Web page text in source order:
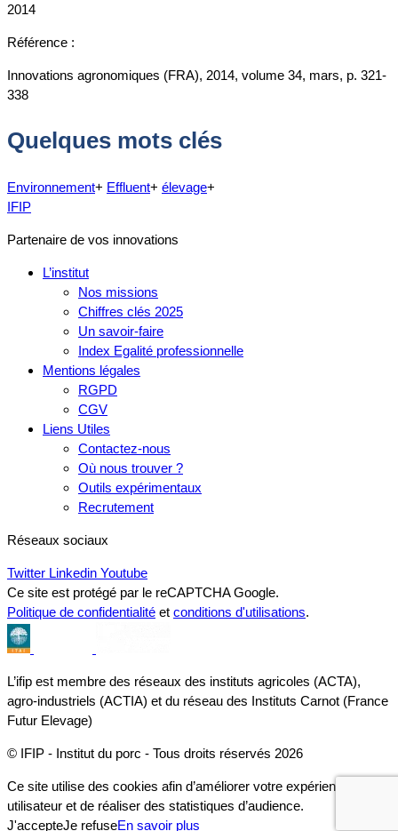
2014
Référence :
Innovations agronomiques (FRA), 2014, volume 34, mars, p. 321-
338
Quelques mots clés
Environnement+ Effluent+ élevage+
IFIP
Partenaire de vos innovations
L’institut
Nos missions
Chiffres clés 2025
Un savoir-faire
Index Egalité professionnelle
Mentions légales
RGPD
CGV
Liens Utiles
Contactez-nous
Où nous trouver ?
Outils expérimentaux
Recrutement
Réseaux sociaux
Twitter Linkedin Youtube
Ce site est protégé par le reCAPTCHA Google.
Politique de confidentialité et conditions d'utilisations.
L’ifip est membre des réseaux des instituts agricoles (ACTA),
agro-industriels (ACTIA) et du réseau des Instituts Carnot (France
Futur Elevage)
© IFIP - Institut du porc - Tous droits réservés 2026
Ce site utilise des cookies afin d’améliorer votre expérience
utilisateur et de réaliser des statistiques d’audience.
J'accepteJe refuseEn savoir plus